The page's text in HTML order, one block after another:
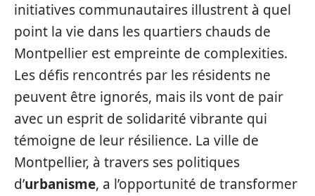
initiatives communautaires illustrent à quel
point la vie dans les quartiers chauds de
Montpellier est empreinte de complexities.
Les défis rencontrés par les résidents ne
peuvent être ignorés, mais ils vont de pair
avec un esprit de solidarité vibrante qui
témoigne de leur résilience. La ville de
Montpellier, à travers ses politiques
d’urbanisme, a l’opportunité de transformer